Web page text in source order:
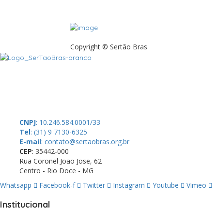
Copyright © Sertão Bras
CNPJ: 10.246.584.0001/33
Tel: (31) 9 7130-6325
E-mail: contato@sertaobras.org.br
CEP: 35442-000
Rua Coronel Joao Jose, 62
Centro - Rio Doce - MG
Whatsapp
Facebook-f Twitter Instagram Youtube Vimeo
Institucional